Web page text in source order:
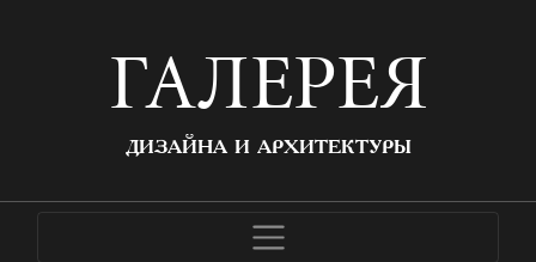
ГАЛЕРЕЯ
ДИЗАЙНА И АРХИТЕКТУРЫ